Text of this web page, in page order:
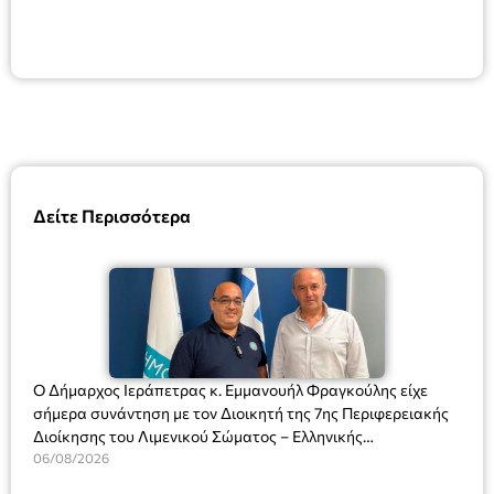
Δείτε Περισσότερα
Ο Δήμαρχος Ιεράπετρας κ. Εμμανουήλ Φραγκούλης είχε
σήμερα συνάντηση με τον Διοικητή της 7ης Περιφερειακής
Διοίκησης του Λιμενικού Σώματος – Ελληνικής
Ακτοφυλακής (Λ.Σ.-ΕΛ.ΑΚΤ.), Αρχιπλοίαρχο Λ.Σ. κ. Ιωάννη
06/08/2026